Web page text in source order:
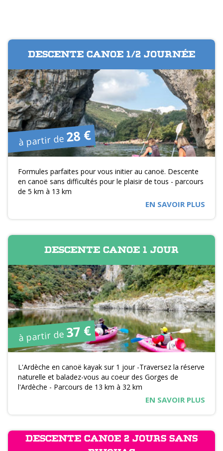
DESCENTE CANOE 1/2 JOURNÉE
à partir de28 €
Formules parfaites pour vous initier au canoë. Descente
en canoë sans difficultés pour le plaisir de tous - parcours
de 5 km à 13 km
EN SAVOIR PLUS
DESCENTE CANOE 1 JOUR
à partir de37 €
L'Ardèche en canoë kayak sur 1 jour -Traversez la réserve
naturelle et baladez-vous au coeur des Gorges de
l'Ardèche - Parcours de 13 km à 32 km
EN SAVOIR PLUS
DESCENTE CANOE 2 JOURS SANS